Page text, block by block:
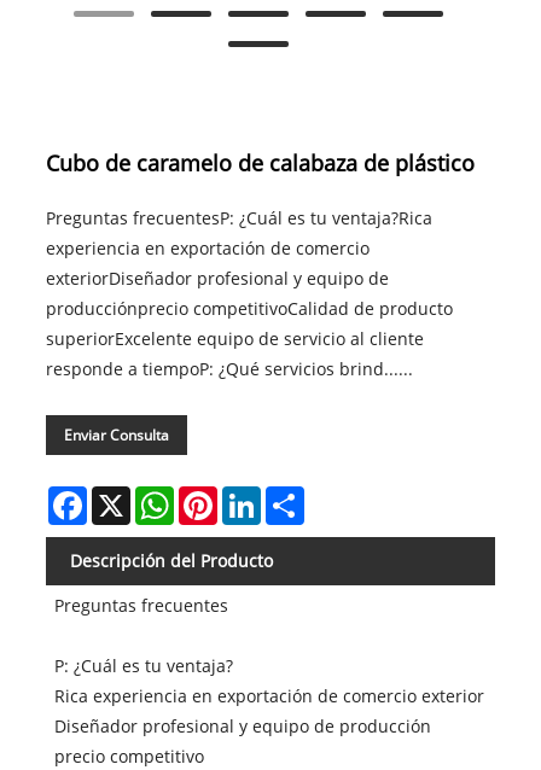
Cubo de caramelo de calabaza de plástico
Preguntas frecuentesP: ¿Cuál es tu ventaja?Rica
experiencia en exportación de comercio
exteriorDiseñador profesional y equipo de
producciónprecio competitivoCalidad de producto
superiorExcelente equipo de servicio al cliente
responde a tiempoP: ¿Qué servicios brind......
Enviar Consulta
Facebook
X WhatsAppPinterestLinkedInShare
Descripción del Producto
Preguntas frecuentes
P: ¿Cuál es tu ventaja?
Rica experiencia en exportación de comercio exterior
Diseñador profesional y equipo de producción
precio competitivo